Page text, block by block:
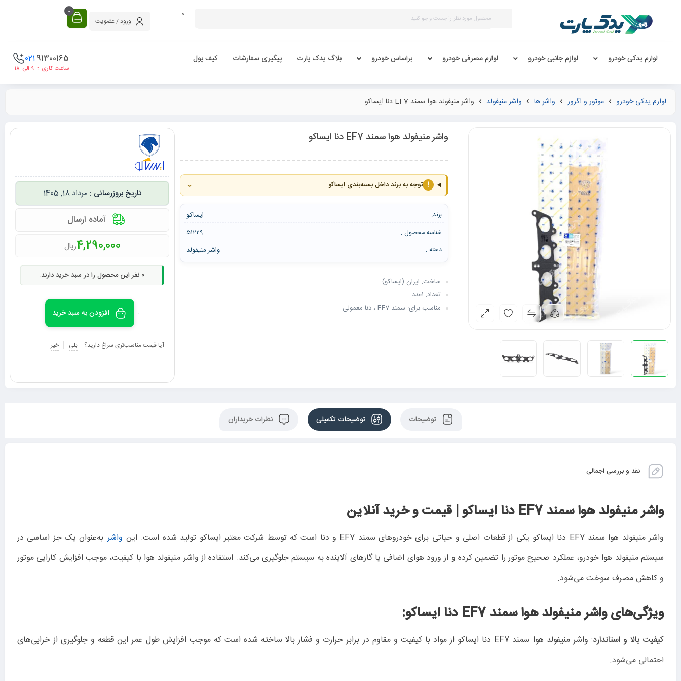
0
ورود / عضویت
0
لوازم یدکی خودرو لوازم جانبی خودرو لوازم مصرفی خودرو براساس خودرو بلاگ یدک پارت پیگیری سفارشات کیف پول 91300165
021
ساعت کاری : ۹ الی ۱۸
لوازم یدکی خودرو موتور و اگزوز واشر ها واشر منیفولد واشر منیفولد هوا سمند EF7 دنا ایساکو
واشر منیفولد هوا سمند EF7 دنا ایساکو
! توجه به برند داخل بسته‌بندی ایساکو ⌄
برند: ایساکو
شناسه محصول :
۵۱۲۲۹
دسته :
واشر منیفولد
ساخت: ایران (ایساکو)
تعداد: ۱عدد
مناسب برای: سمند EF7 ، دنا معمولی
مرداد 18, 1405
آماده ارسال
4,290,000ریال
0 نفر این محصول را در سبد خرید دارند.
افزودن به سبد خرید
آیا قیمت مناسب‌تری سراغ دارید؟ بلی خیر
توضیحات توضیحات تکمیلی نظرات خریداران
نقد و بررسی اجمالی
واشر منیفولد هوا سمند EF7 دنا ایساکو | قیمت و خرید آنلاین
واشر منیفولد هوا سمند EF7 دنا ایساکو یکی از قطعات اصلی و حیاتی برای خودروهای سمند EF7 و دنا است که توسط شرکت معتبر ایساکو تولید شده است. این واشر به‌عنوان یک جز اساسی در
سیستم منیفولد هوا خودرو، عملکرد صحیح موتور را تضمین کرده و از ورود هوای اضافی یا گازهای آلاینده به سیستم جلوگیری می‌کند. استفاده از واشر منیفولد هوا با کیفیت، موجب افزایش کارایی موتور
و کاهش مصرف سوخت می‌شود.
ویژگی‌های واشر منیفولد هوا سمند EF7 دنا ایساکو:
کیفیت بالا و استاندارد
: واشر منیفولد هوا سمند EF7 دنا ایساکو از مواد با کیفیت و مقاوم در برابر حرارت و فشار بالا ساخته شده است که موجب افزایش طول عمر این قطعه و جلوگیری از خرابی‌های
احتمالی می‌شود.